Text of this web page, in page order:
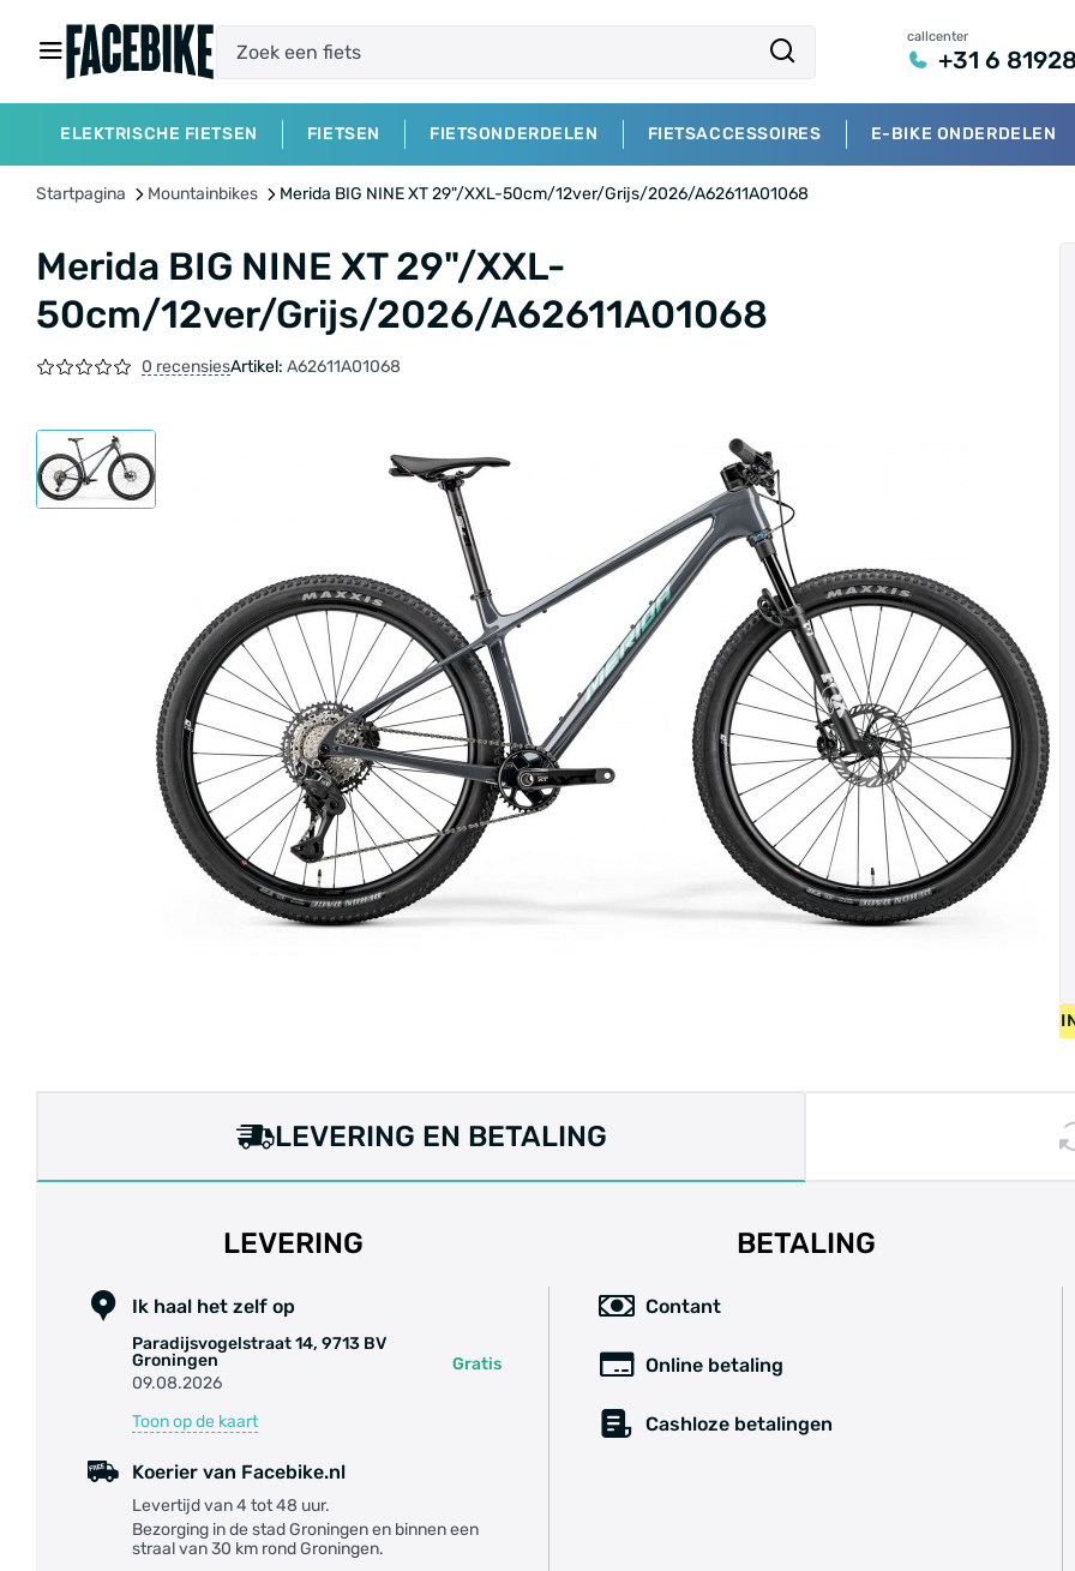
callcenter
+31 6
ELEKTRISCHE FIETSEN FIETSEN FIETSONDERDELEN FIETSACCESSOIRES E-BIKE ONDERDELEN
Startpagina Mountainbikes Merida BIG NINE XT 29"/XXL-50cm/12ver/Grijs/2026/A62611A01068
Merida BIG NINE XT 29"/XXL-
50cm/12ver/Grijs/2026/A62611A01068
0 recensiesArtikel: A62611A01068
• GRATIS VERZENDING OP
LEVERING EN BETALING
LEVERING
Ik haal het zelf op
Paradijsvogelstraat 14, 9713 BV
Groningen
09.08.2026
Gratis
Toon op de kaart
Koerier van Facebike.nl
Levertijd van 4 tot 48 uur.
Bezorging in de stad Groningen en binnen een
straal van 30 km rond Groningen.
BETALING
Contant
Online betaling
Cashloze betalingen